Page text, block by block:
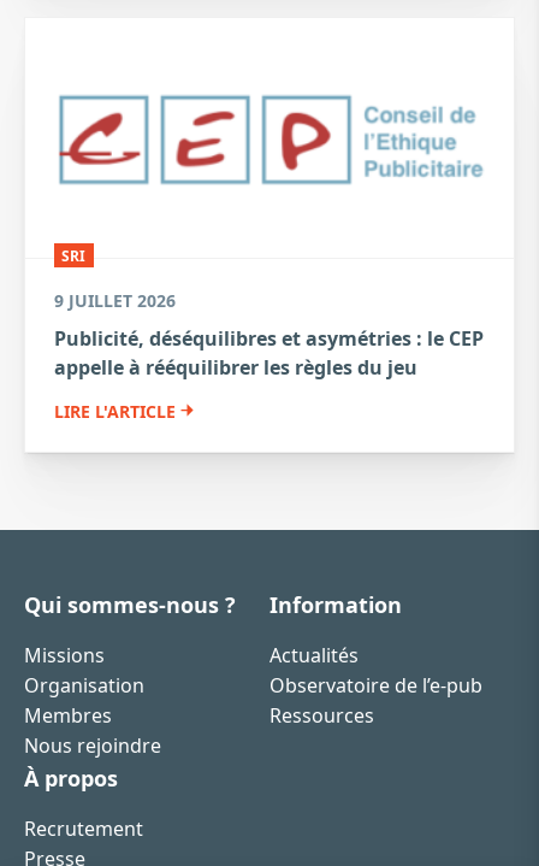
SRI
9 JUILLET 2026
Publicité, déséquilibres et asymétries : le CEP
appelle à rééquilibrer les règles du jeu
LIRE L'ARTICLE
Qui sommes-nous ?
Missions
Organisation
Membres
Nous rejoindre
Information
Actualités
Observatoire de l’e-pub
Ressources
À propos
Recrutement
Presse